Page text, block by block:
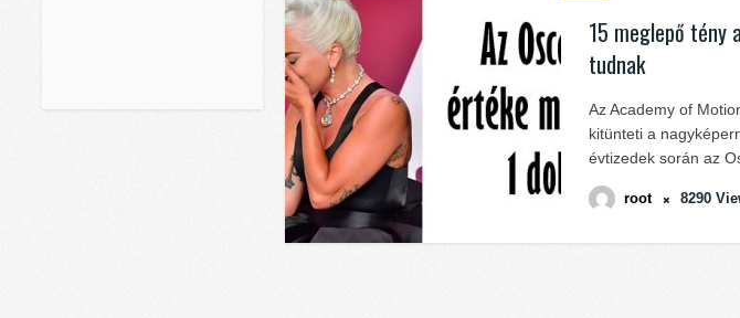
15 meglepő tény
tudnak
Az Academy of
kitünteti a
évtizedek során az
root 8290